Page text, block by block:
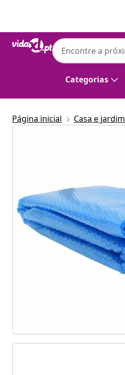
Categorias
Página inicial Casa e jardim